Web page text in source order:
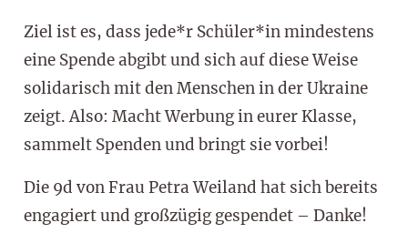
Ziel ist es, dass jede*r Schüler*in mindestens
eine Spende abgibt und sich auf diese Weise
solidarisch mit den Menschen in der Ukraine
zeigt. Also: Macht Werbung in eurer Klasse,
sammelt Spenden und bringt sie vorbei!
Die 9d von Frau Petra Weiland hat sich bereits
engagiert und großzügig gespendet – Danke!